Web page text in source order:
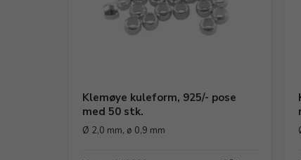
Klemøye kuleform, 925/- pose
med 50 stk.
Ø 2,0 mm, ø 0,9 mm